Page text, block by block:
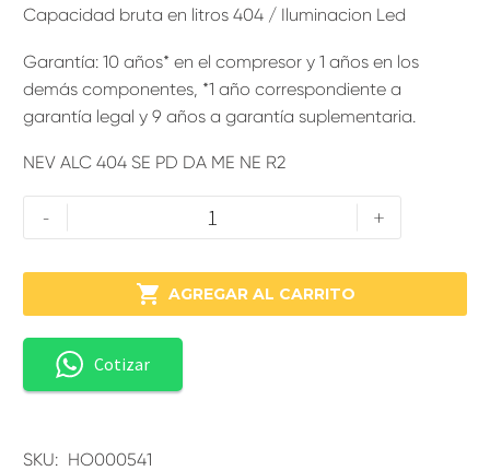
Capacidad bruta en litros 404 / Iluminacion Led
Garantía: 10 años* en el compresor y 1 años en los
demás componentes, *1 año correspondiente a
garantía legal y 9 años a garantía suplementaria.
NEV ALC 404 SE PD DA ME NE R2
- +
 AGREGAR AL CARRITO
Cotizar
SKU: HO000541